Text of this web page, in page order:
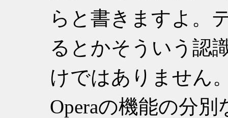
らと書きますよ。
るとかそういう認
けではありません
Operaの機能の分